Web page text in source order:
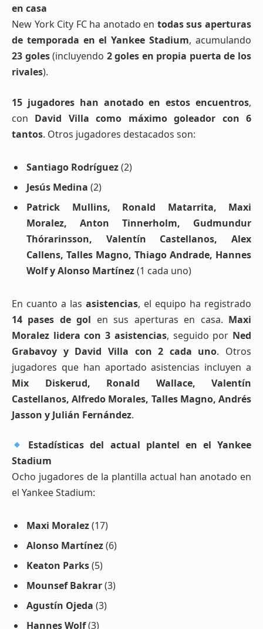
en casa
New York City FC ha anotado en todas sus aperturas
de temporada en el Yankee Stadium, acumulando
23 goles(incluyendo 2 goles en propia puerta de los
rivales).
15 jugadores han anotado en estos encuentros,
con David Villa como máximo goleador con 6
tantos. Otros jugadores destacados son:
Santiago Rodríguez(2)
Jesús Medina (2)
Patrick Mullins, Ronald Matarrita, Maxi
Moralez, Anton Tinnerholm, Gudmundur
Thórarinsson, Valentín Castellanos, Alex
Callens, Talles Magno, Thiago Andrade, Hannes
Wolf y Alonso Martínez(1 cada uno)
En cuanto a las asistencias, el equipo ha registrado
14 pases de gol en sus aperturas en casa. Maxi
Moralez lidera con 3 asistencias, seguido por Ned
Grabavoy y David Villa con 2 cada uno. Otros
jugadores que han aportado asistencias incluyen a
Mix Diskerud, Ronald Wallace, Valentín
Castellanos, Alfredo Morales, Talles Magno, Andrés
Jasson y Julián Fernández.
Estadísticas del actual plantel en el Yankee
Stadium
Ocho jugadores de la plantilla actual han anotado en
el Yankee Stadium:
Maxi Moralez(17)
Alonso Martínez(6)
Keaton Parks(5)
Mounsef Bakrar(3)
Agustín Ojeda (3)
Hannes Wolf(3)